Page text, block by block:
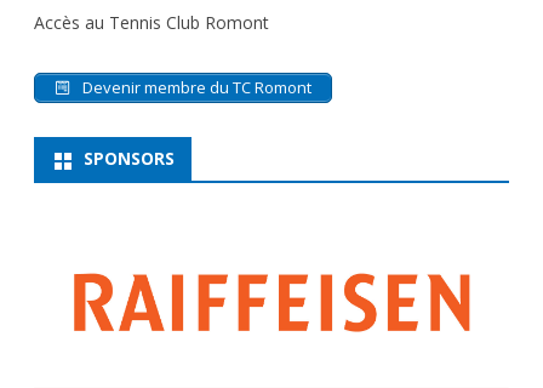
Accès au Tennis Club Romont
Devenir membre du TC Romont
SPONSORS